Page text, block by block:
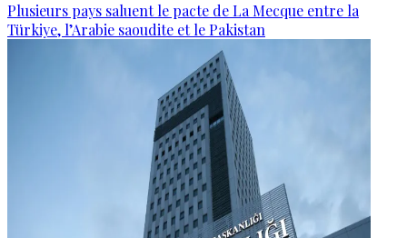
Plusieurs pays saluent le pacte de La Mecque entre la
Türkiye, l’Arabie saoudite et le Pakistan